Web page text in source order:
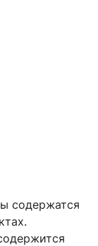
содержатся